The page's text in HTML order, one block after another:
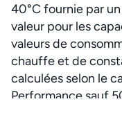
40°C fournie par
valeur pour les
valeurs de
chauffe et de
calculées selon le
Performance sauf